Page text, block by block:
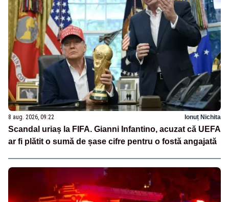
8 aug. 2026, 09:22 Ionuț Nichita
Scandal uriaș la FIFA. Gianni Infantino, acuzat că UEFA
ar fi plătit o sumă de șase cifre pentru o fostă angajată